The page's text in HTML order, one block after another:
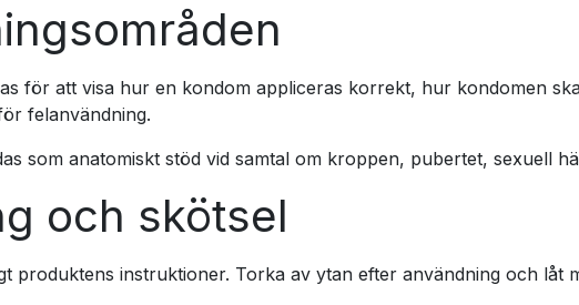
för att visa hur en kondom appliceras korrekt, hur kondomen
felanvändning.
som anatomiskt stöd vid samtal om kroppen, pubertet, sexuell
och skötsel
produktens instruktioner. Torka av ytan efter användning och låt